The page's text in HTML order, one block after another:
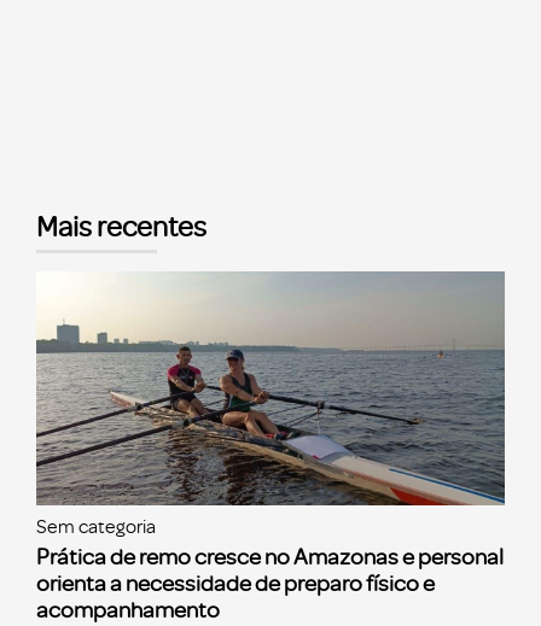
Mais recentes
Sem categoria
Prática de remo cresce no Amazonas e personal
orienta a necessidade de preparo físico e
acompanhamento